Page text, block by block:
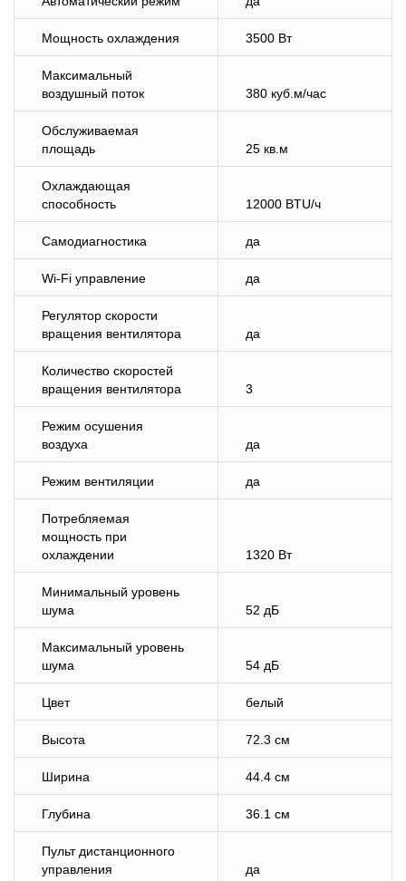
Мощность охлаждения 3500 Вт
Максимальный
воздушный поток
380 куб.м/час
Обслуживаемая
площадь
25 кв.м
Охлаждающая
способность
12000 BTU/ч
Самодиагностика да
Wi-Fi управление да
Регулятор скорости
вращения вентилятора
да
Количество скоростей
вращения вентилятора
3
Режим осушения
воздуха
да
Режим вентиляции да
Потребляемая
мощность при
охлаждении
1320 Вт
Минимальный уровень
шума
52 дБ
Максимальный уровень
шума
54 дБ
Цвет белый
Высота 72.3 см
Ширина 44.4 см
Глубина 36.1 см
Пульт дистанционного
управления
да